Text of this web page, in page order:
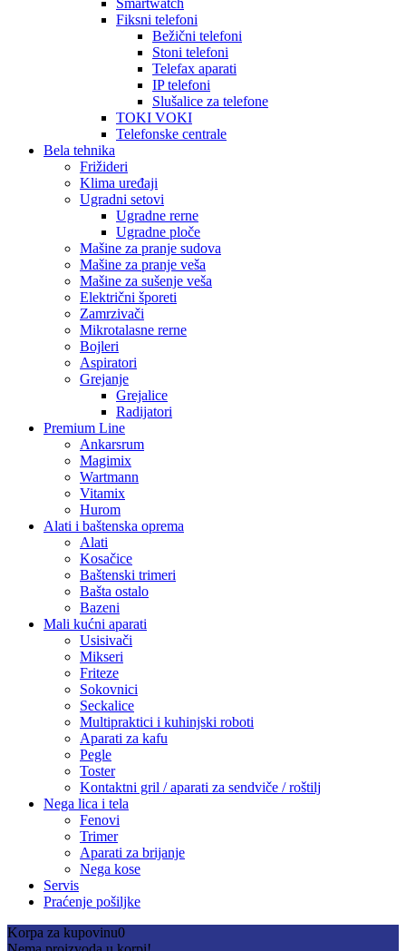
Smartwatch
Fiksni telefoni
Bežični telefoni
Stoni telefoni
Telefax aparati
IP telefoni
Slušalice za telefone
TOKI VOKI
Telefonske centrale
Bela tehnika
Frižideri
Klima uređaji
Ugradni setovi
Ugradne rerne
Ugradne ploče
Mašine za pranje sudova
Mašine za pranje veša
Mašine za sušenje veša
Električni šporeti
Zamrzivači
Mikrotalasne rerne
Bojleri
Aspiratori
Grejanje
Grejalice
Radijatori
Premium Line
Ankarsrum
Magimix
Wartmann
Vitamix
Hurom
Alati i baštenska oprema
Alati
Kosačice
Baštenski trimeri
Bašta ostalo
Bazeni
Mali kućni aparati
Usisivači
Mikseri
Friteze
Sokovnici
Seckalice
Multipraktici i kuhinjski roboti
Aparati za kafu
Pegle
Toster
Kontaktni gril / aparati za sendviče / roštilj
Nega lica i tela
Fenovi
Trimer
Aparati za brijanje
Nega kose
Servis
Praćenje pošiljke
Korpa za kupovinu0